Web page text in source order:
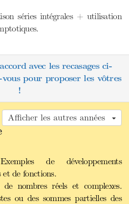
séries intégrales + utilisation
avec les recasages ci-
vous pour proposer les vôtres
!
Afficher les autres années
de développements
et de fonctions.
nombres réels et complexes.
ou des sommes partielles des